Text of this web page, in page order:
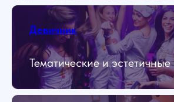
Девичник
Тематические и